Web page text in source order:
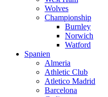
Wolves
Championship
Burnley
Norwich
Watford
Spanien
Almeria
Athletic Club
Atletico Madrid
Barcelona